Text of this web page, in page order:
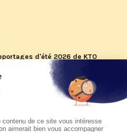
d'été 2026 de KTO
pastorale du pape Léon
août